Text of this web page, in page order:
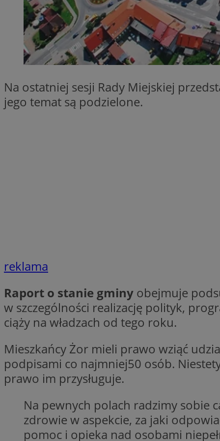
Na ostatniej sesji Rady Miejskiej
jego temat są podzielone.
reklama
Raport o stanie gminy obejmuje
w szczególności realizację polityk,
ciąży na władzach od tego roku.
Mieszkańcy Żor mieli prawo wziąć
podpisami co najmniej50 osób.
prawo im przysługuje.
Na pewnych polach radzimy sobie
zdrowie w aspekcie, za jaki
pomoc i opieka nad osobami
SessID
QeSessID
MvSessID
__cf_bm
suid
Nazwa
_ga_L2744325BY
Nazwa
DSID
ADKUID
Nazwa